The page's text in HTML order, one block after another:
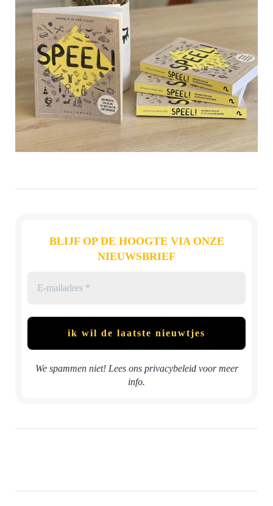
BLIJF OP DE HOOGTE VIA ONZE
NIEUWSBRIEF
We spammen niet! Lees ons privacybeleidvoor meer
info.